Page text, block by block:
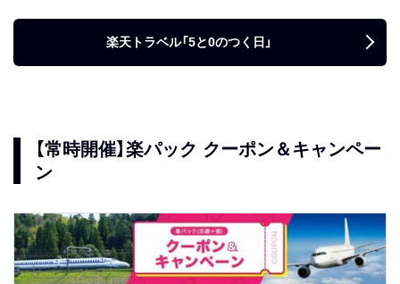
楽天トラベル「5と0のつく日」
【常時開催】楽パック クーポン＆キャンペー
ン